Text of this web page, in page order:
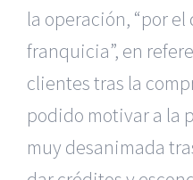
la operación, “por
franquicia”, en
clientes tras la
podido motivar a la
muy desanimada